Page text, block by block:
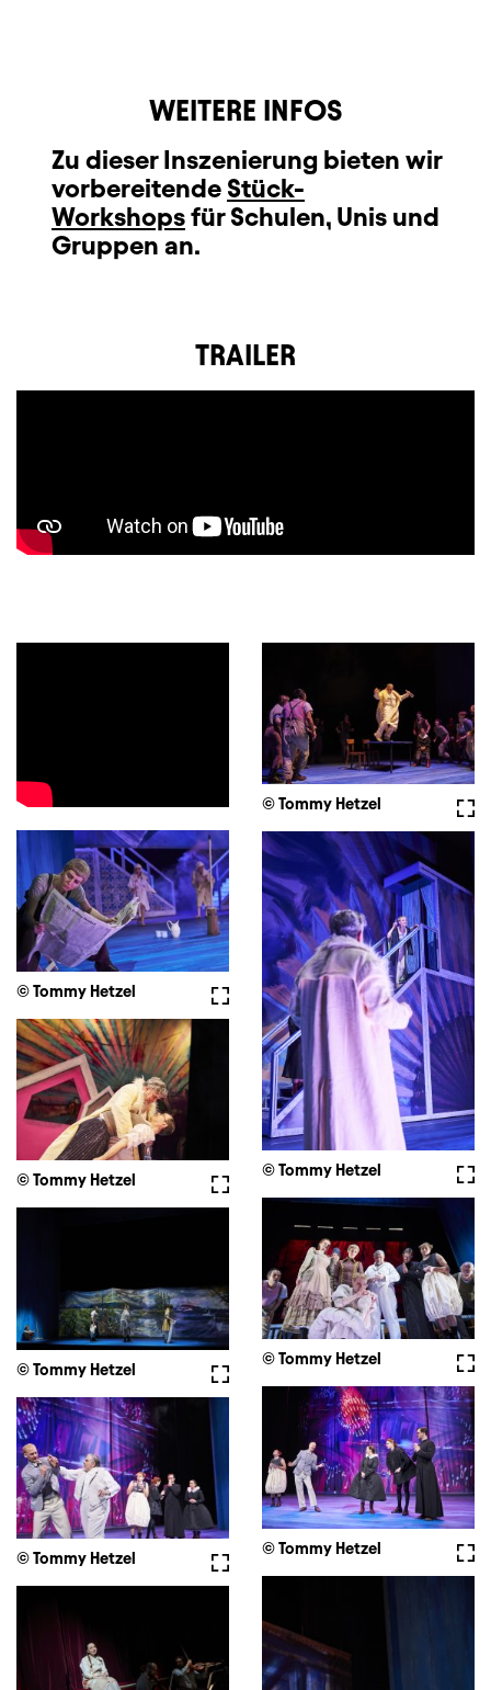
WEITERE INFOS
Zu dieser Inszenierung bieten wir
vorbereitende Stück-
Workshopsfür Schulen, Unis und
Gruppen an.
TRAILER
© Tommy Hetzel
Vollbild
© Tommy Hetzel
© Tommy Hetzel
Vollbild
© Tommy Hetzel
© Tommy Hetzel
Vollbild
© Tommy Hetzel
© Tommy Hetzel
Vollbild
© Tommy Hetzel